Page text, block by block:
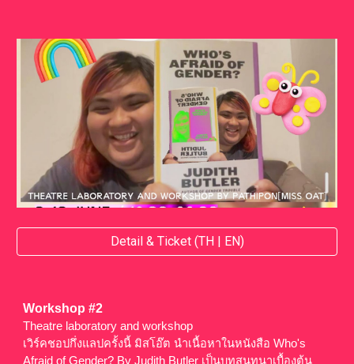
Detail & Ticket (TH | EN)
Workshop #2
Theatre laboratory and workshop
เวิร์คชอปกึ่งแลปครั้งนี้ มิสโอ๊ต นำเนื้อหาในหนังสือ Who's
Afraid of Gender? By Judith Butler เป็นบทสนทนาเบื้องต้น